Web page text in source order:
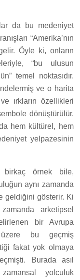
da bu medeniyet
“Amerika’nın
Öyle ki, onların
“bu ulusun
temel noktasıdır.
ve o harita
ırkların özellikleri
dönüştürülür.
hem kültürel, hem
yelpazesinin
birkaç örnek bile,
aynı zamanda
geldiğini gösterir. Ki
arketipsel
bir Avrupa
bu geçmiş
fakat yok olmaya
Burada asıl
yolculuk